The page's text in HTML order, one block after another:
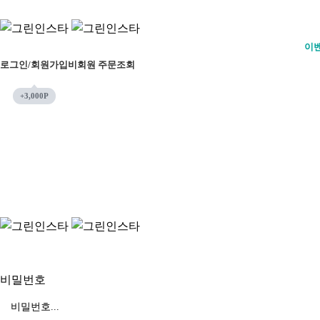
이
로그인/회원가입 비회원 주문조회
비밀번호